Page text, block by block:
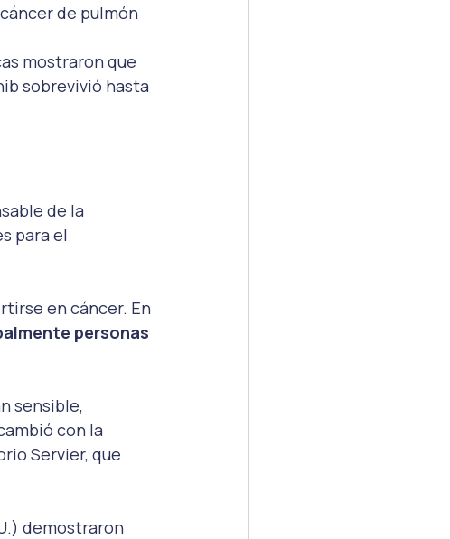
de pulmón
mostraron que
sobrevivió hasta
de la
para el
en cáncer. En
personas
sensible,
con la
Servier, que
demostraron